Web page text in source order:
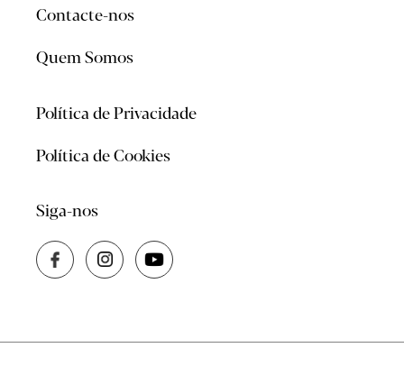
Contacte-nos
Quem Somos
Política de Privacidade
Política de Cookies
Siga-nos